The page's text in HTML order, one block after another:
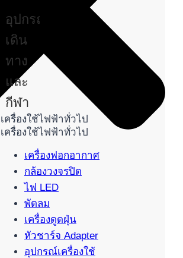
อุปกรณ์
เดิน
ทาง
และ
กีฬา
เครื่องใช้ไฟฟ้าทั่วไป
เครื่องใช้ไฟฟ้าทั่วไป
เครื่องฟอกอากาศ
กล้องวงจรปิด
ไฟ LED
พัดลม
เครื่องดูดฝุ่น
หัวชาร์จ Adapter
อุปกรณ์เครื่องใช้